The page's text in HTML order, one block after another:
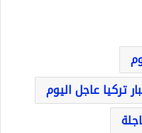
تركيا عاجل اليوم